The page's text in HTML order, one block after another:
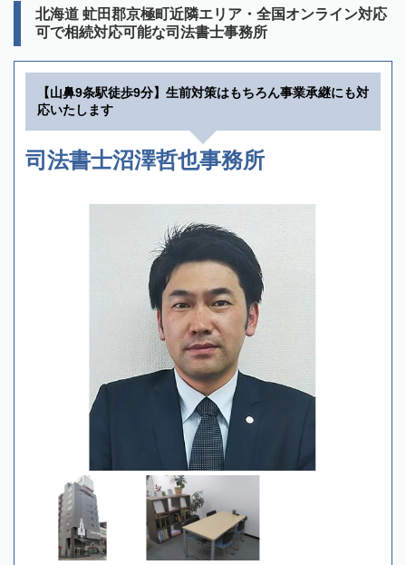
北海道 虻田郡京極町近隣エリア・全国オンライン対応
可で相続対応可能な司法書士事務所
【山鼻9条駅徒歩9分】生前対策はもちろん事業承継にも対
応いたします
司法書士沼澤哲也事務所